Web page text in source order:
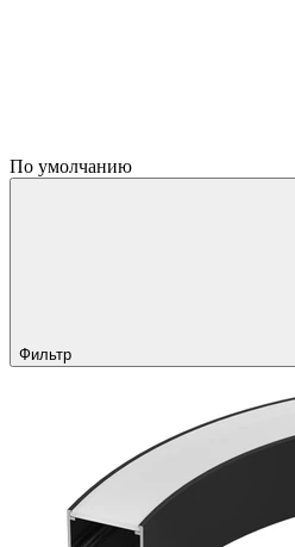
По умолчанию
Фильтр